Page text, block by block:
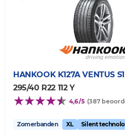
HANKOOK K127A VENTUS
295/40 R22 112 Y
4,6/5 (387
Zomerbanden XL Silent